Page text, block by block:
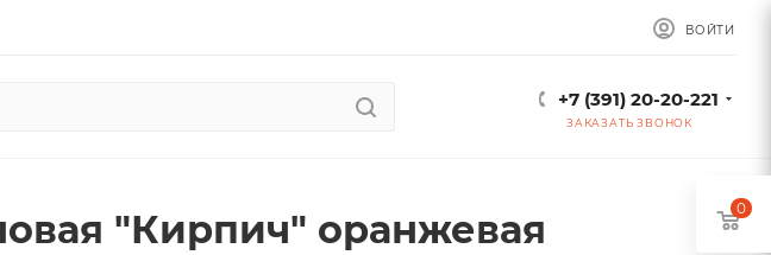
ВОЙТИ
+7 (391) 20-20-221
ЗАКАЗАТЬ ЗВОНОК
"Кирпич" оранжевая 0